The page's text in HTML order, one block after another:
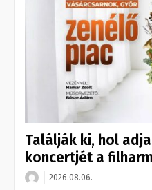
Találják ki, hol
koncertjét a
2026.08.06.